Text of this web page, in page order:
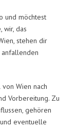
und möchtest
wir, das
stehen dir
Wien nach
Vorbereitung. Zu
gehören
eventuelle